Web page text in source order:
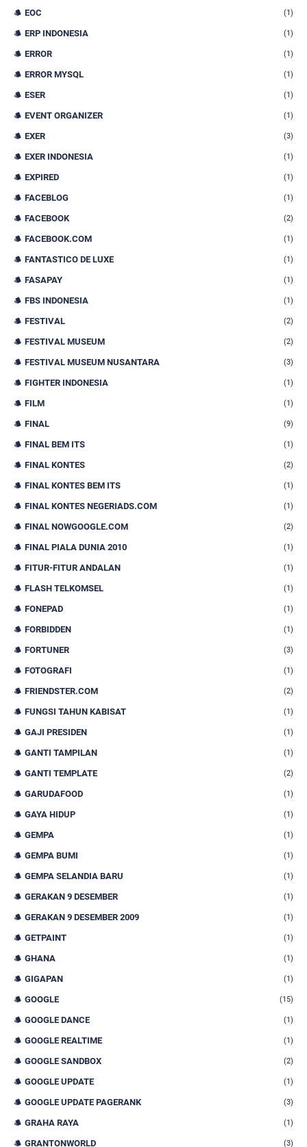
EOC (1)
ERP INDONESIA (1)
ERROR (1)
ERROR MYSQL (1)
ESER (1)
EVENT ORGANIZER (1)
EXER (3)
EXER INDONESIA (1)
EXPIRED (1)
FACEBLOG (1)
FACEBOOK (2)
FACEBOOK.COM (1)
FANTASTICO DE LUXE (1)
FASAPAY (1)
FBS INDONESIA (1)
FESTIVAL (2)
FESTIVAL MUSEUM (2)
FESTIVAL MUSEUM NUSANTARA (3)
FIGHTER INDONESIA (1)
FILM (1)
FINAL (9)
FINAL BEM ITS (1)
FINAL KONTES (2)
FINAL KONTES BEM ITS (1)
FINAL KONTES NEGERIADS.COM (1)
FINAL NOWGOOGLE.COM (2)
FINAL PIALA DUNIA 2010 (1)
FITUR-FITUR ANDALAN (1)
FLASH TELKOMSEL (1)
FONEPAD (1)
FORBIDDEN (1)
FORTUNER (3)
FOTOGRAFI (1)
FRIENDSTER.COM (2)
FUNGSI TAHUN KABISAT (1)
GAJI PRESIDEN (1)
GANTI TAMPILAN (1)
GANTI TEMPLATE (2)
GARUDAFOOD (1)
GAYA HIDUP (1)
GEMPA (1)
GEMPA BUMI (1)
GEMPA SELANDIA BARU (1)
GERAKAN 9 DESEMBER (1)
GERAKAN 9 DESEMBER 2009 (1)
GETPAINT (1)
GHANA (1)
GIGAPAN (1)
GOOGLE (15)
GOOGLE DANCE (1)
GOOGLE REALTIME (1)
GOOGLE SANDBOX (2)
GOOGLE UPDATE (1)
GOOGLE UPDATE PAGERANK (3)
GRAHA RAYA (1)
GRANTONWORLD (3)